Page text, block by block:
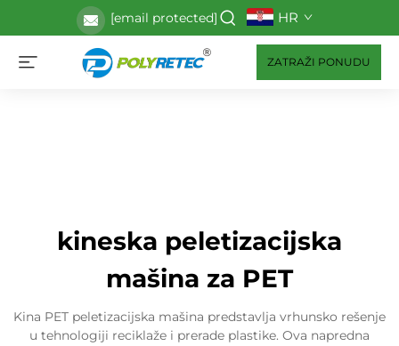
[email protected] HR
ZATRAŽI PONUDU
kineska peletizacijska
mašina za PET
Kina PET peletizacijska mašina predstavlja vrhunsko rešenje
u tehnologiji reciklaže i prerade plastike. Ova napredna